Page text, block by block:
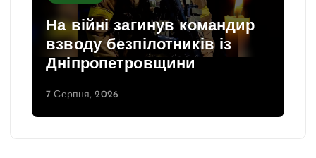
На війні загинув командир
взводу безпілотників із
Дніпропетровщини
7 Серпня, 2026